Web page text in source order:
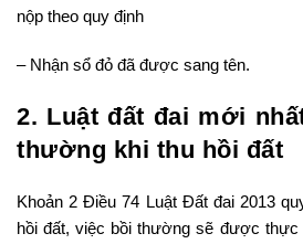
nộp theo quy định
– Nhận sổ đỏ đã được sang tên.
2. Luật đất đai mới
thường khi thu hồi đất
Khoản 2 Điều 74 Luật Đất đai 2013
hồi đất, việc bồi thường sẽ được thực